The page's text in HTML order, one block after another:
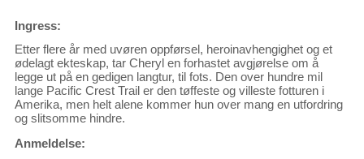
Ingress:
Etter flere år med uvøren oppførsel, heroinavhengighet og et
ødelagt ekteskap, tar Cheryl en forhastet avgjørelse om å
legge ut på en gedigen langtur, til fots. Den over hundre mil
lange Pacific Crest Trail er den tøffeste og villeste fotturen i
Amerika, men helt alene kommer hun over mang en utfordring
og slitsomme hindre.
Anmeldelse: